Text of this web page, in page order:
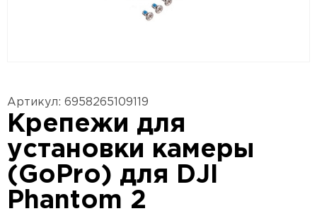
Артикул: 6958265109119
Крепежи для
установки камеры
(GoPro) для DJI
Phantom 2